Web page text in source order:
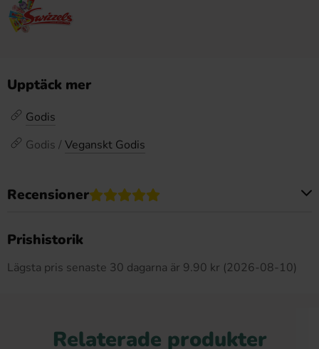
Upptäck mer
Godis
Godis / Veganskt Godis
Recensioner
Prishistorik
Lägsta pris senaste 30 dagarna är 9.90 kr (2026-08-10)
Relaterade produkter